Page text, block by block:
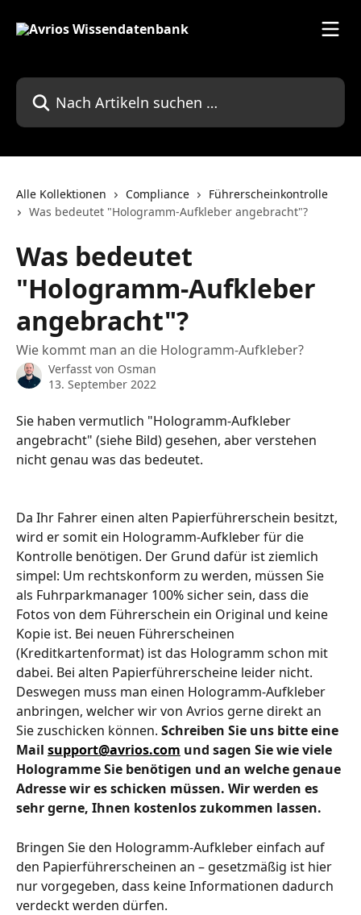
Nach Artikeln suchen …
Alle Kollektionen Compliance
Führerscheinkontrolle
Was bedeutet "Hologramm-Aufkleber angebracht"?
Was bedeutet
"Hologramm-Aufkleber
angebracht"?
Wie kommt man an die Hologramm-Aufkleber?
Verfasst von Osman
13. September 2022
Sie haben vermutlich "Hologramm-Aufkleber
angebracht" (siehe Bild) gesehen, aber verstehen
nicht genau was das bedeutet.
Da Ihr Fahrer einen alten Papierführerschein besitzt,
wird er somit ein Hologramm-Aufkleber für die
Kontrolle benötigen. Der Grund dafür ist ziemlich
simpel: Um rechtskonform zu werden, müssen Sie
als Fuhrparkmanager 100% sicher sein, dass die
Fotos von dem Führerschein ein Original und keine
Kopie ist. Bei neuen Führerscheinen
(Kreditkartenformat) ist das Hologramm schon mit
dabei. Bei alten Papierführerscheine leider nicht.
Deswegen muss man einen Hologramm-Aufkleber
anbringen, welcher wir von Avrios gerne direkt an
Sie zuschicken können. Schreiben Sie uns bitte eine
Mail support@avrios.com und sagen Sie wie viele
Hologramme Sie benötigen und an welche genaue
Adresse wir es schicken müssen. Wir werden es
sehr gerne, Ihnen kostenlos zukommen lassen.
Bringen Sie den Hologramm-Aufkleber einfach auf
den Papierführerscheinen an – gesetzmäßig ist hier
nur vorgegeben, dass keine Informationen dadurch
verdeckt werden dürfen.